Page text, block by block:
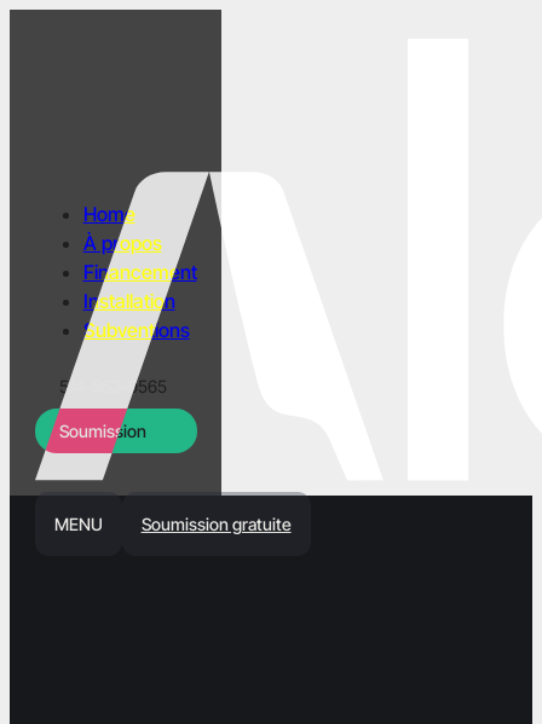
MENU Soumission gratuite
Home
À propos
Financement
Installation
Subventions
514-863-9565
Soumission